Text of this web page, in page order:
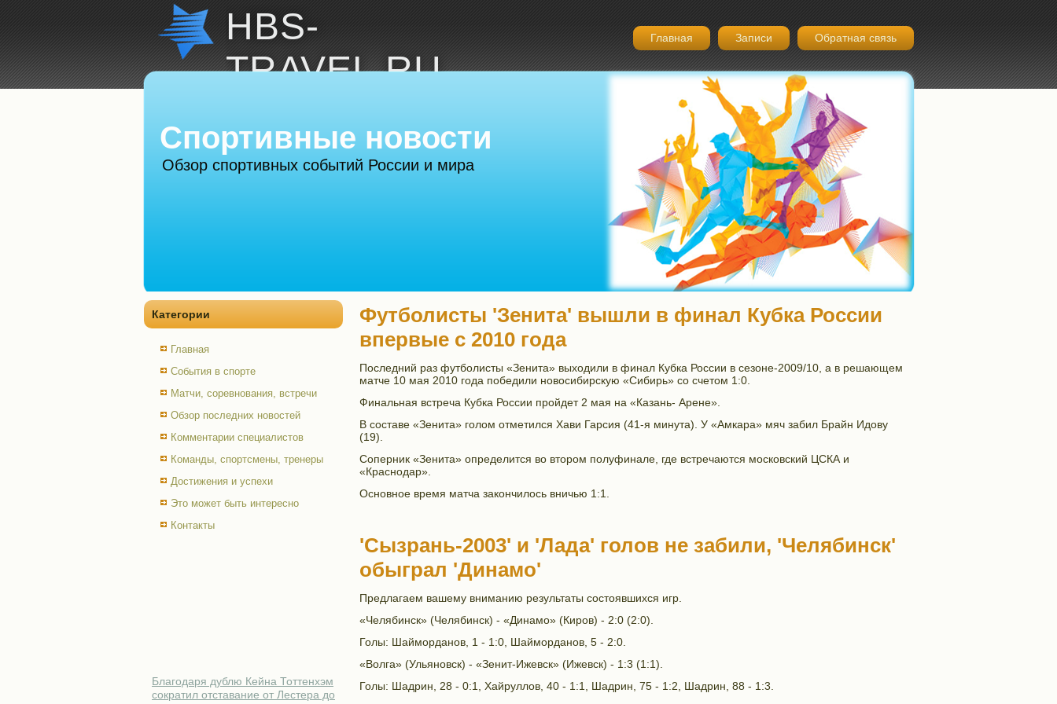
HBS-
TRAVEL.RU
Спортивные новости
Обзор спортивных событий России и мира
Главная Записи Обратная связь
Категории
Главная
События в спорте
Матчи, соревнования, встречи
Обзор последних новостей
Комментарии специалистов
Команды, спортсмены, тренеры
Достижения и успехи
Это может быть интересно
Контакты
Благодаря дублю Кейна Тоттенхэм
сократил отставание от Лестера до
Футболисты 'Зенита' вышли в финал Кубка России
впервые с 2010 года
Последний раз футболисты «Зенита» выходили в финал Кубка России в сезоне-2009/10, а в решающем
матче 10 мая 2010 года победили новосибирскую «Сибирь» со счетом 1:0.
Финальная встреча Кубка России пройдет 2 мая на «Казань- Арене».
В составе «Зенита» голом отметился Хави Гарсия (41-я минута). У «Амкара» мяч забил Брайн Идову
(19).
Соперник «Зенита» определится во втором полуфинале, где встречаются московский ЦСКА и
«Краснодар».
Основное время матча закончилось вничью 1:1.
'Сызрань-2003' и 'Лада' голов не забили, 'Челябинск'
обыграл 'Динамо'
Предлагаем вашему вниманию результаты состоявшихся игр.
«Челябинск» (Челябинск) - «Динамо» (Киров) - 2:0 (2:0).
Голы: Шайморданов, 1 - 1:0, Шайморданов, 5 - 2:0.
«Волга» (Ульяновск) - «Зенит-Ижевск» (Ижевск) - 1:3 (1:1).
Голы: Шадрин, 28 - 0:1, Хайруллов, 40 - 1:1, Шадрин, 75 - 1:2, Шадрин, 88 - 1:3.